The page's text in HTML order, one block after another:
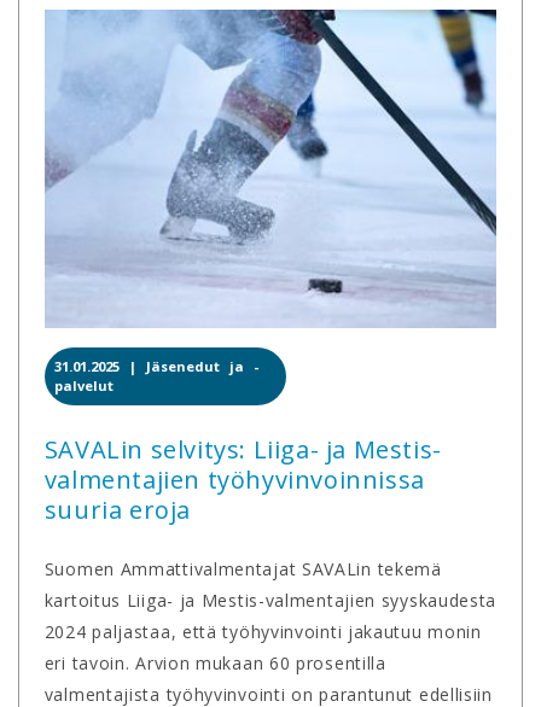
31.01.2025 | Jäsenedut ja -
palvelut
SAVALin selvitys: Liiga- ja Mestis-
valmentajien työhyvinvoinnissa
suuria eroja
Suomen Ammattivalmentajat SAVALin tekemä
kartoitus Liiga- ja Mestis-valmentajien syyskaudesta
2024 paljastaa, että työhyvinvointi jakautuu monin
eri tavoin. Arvion mukaan 60 prosentilla
valmentajista työhyvinvointi on parantunut edellisiin